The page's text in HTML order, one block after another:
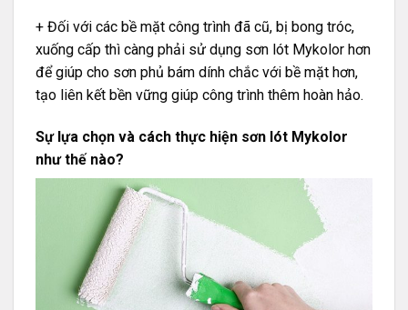
+ Đối với các bề mặt công trình đã cũ, bị bong tróc,
xuống cấp thì càng phải sử dụng sơn lót Mykolor hơn
để giúp cho sơn phủ bám dính chắc với bề mặt hơn,
tạo liên kết bền vững giúp công trình thêm hoàn hảo.
Sự lựa chọn và cách thực hiện sơn lót Mykolor
như thế nào?